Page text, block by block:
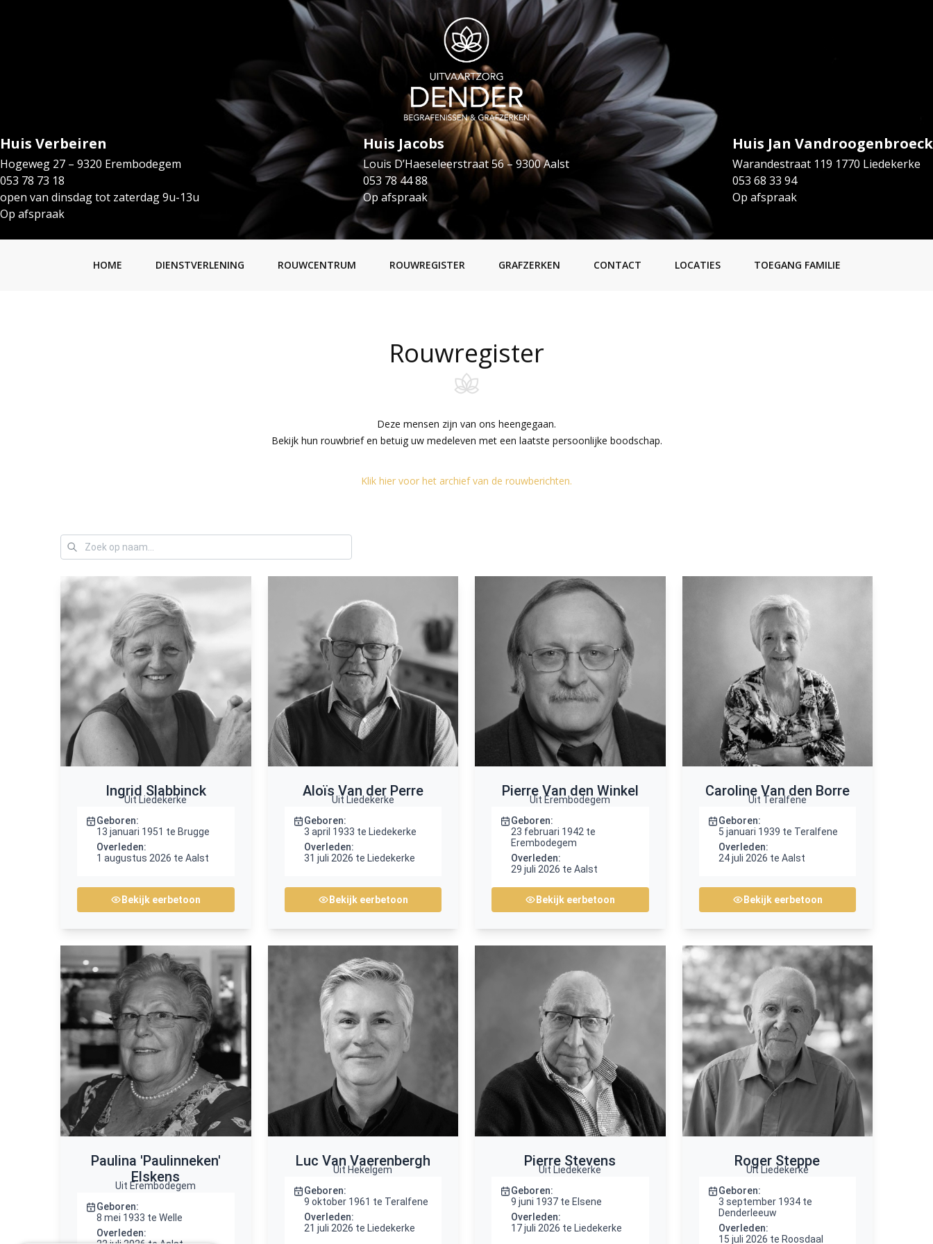
Huis Verbeiren
Hogeweg 27 – 9320 Erembodegem
053 78 73 18
open van dinsdag tot zaterdag 9u-13u
Op afspraak
Huis Jacobs
Louis D’Haeseleerstraat 56 – 9300 Aalst
053 78 44 88
Op afspraak
Huis Jan Vandroogenbroeck
Warandestraat 119 1770 Liedekerke
053 68 33 94
Op afspraak
HOME DIENSTVERLENING ROUWCENTRUM ROUWREGISTER GRAFZERKEN CONTACT LOCATIES TOEGANG FAMILIE
Rouwregister
Deze mensen zijn van ons heengegaan.
Bekijk hun rouwbrief en betuig uw medeleven met een laatste persoonlijke boodschap.
Klik hier voor het archief van de rouwberichten.